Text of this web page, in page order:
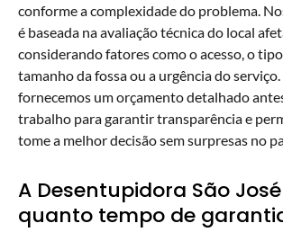
conforme a complexidade do problema.
é baseada na avaliação técnica do local
considerando fatores como o acesso, o
tamanho da fossa ou a urgência do serviço.
fornecemos um orçamento detalhado
trabalho para garantir transparência e
tome a melhor decisão sem surpresas no
A Desentupidora São
quanto tempo de